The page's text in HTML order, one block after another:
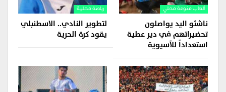
ألعاب منوعة محلي
ناشئو اليد يواصلون
تحضيراتهم في دير عطية
استعداداً للآسيوية
رياضة محلية
لتطوير النادي.. الاسطنبلي
يقود كرة الحرية